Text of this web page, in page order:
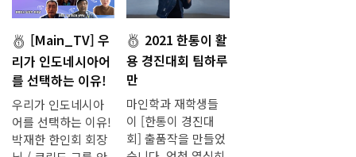
[Main_TV] 우
리가 인도네시아어
를 선택하는 이유!
우리가 인도네시아
어를 선택하는 이유!
박재한 한인회 회장
2021 한통이 활
용 경진대회 팀하루
만
마인학과 재학생들
이 [한통이 경진대
회] 출품작을 만들었